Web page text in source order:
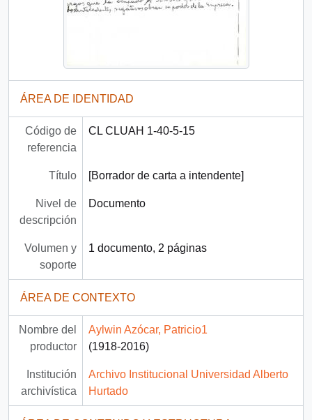
ÁREA DE IDENTIDAD
Código de
referencia
CL CLUAH 1-40-5-15
Título [Borrador de carta a intendente]
Nivel de
descripción
Documento
Volumen y
soporte
1 documento, 2 páginas
ÁREA DE CONTEXTO
Nombre del
productor
Aylwin Azócar, Patricio1
(1918-2016)
Institución
archivística
Archivo Institucional Universidad Alberto
Hurtado